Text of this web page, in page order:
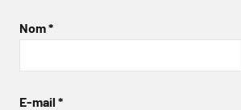
Nom*
E-mail *